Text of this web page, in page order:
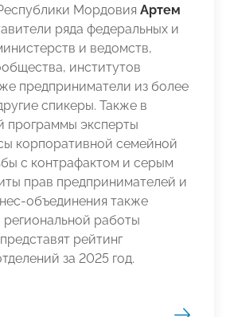
Мордовия Артем
ряда федеральных и
и ведомств,
институтов
предприниматели из более
спикеры. Также в
программы эксперты
корпоративной семейной
с контрафактом и серым
прав предпринимателей и
объединения также
региональной работы
рейтинг
за 2025 год.